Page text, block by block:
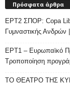
Πρόσφατα άρθρα
ΕΡΤ2 ΣΠΟΡ: Copa
Γυμναστικής Ανδρών
ΕΡΤ1 – Ευρωπαϊκό
Τροποποίηση
ΤΟ ΘΕΑΤΡΟ ΤΗΣ